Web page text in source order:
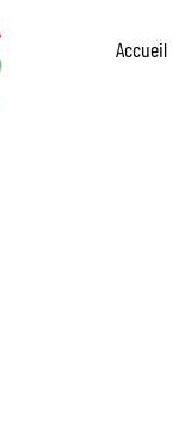
Accueil